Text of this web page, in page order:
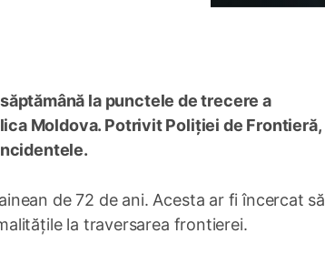
la punctele de trecere a
Moldova. Potrivit Poliției de Frontieră,
de 72 de ani. Acesta ar fi încercat să
la traversarea frontierei.